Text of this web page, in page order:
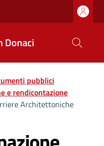
Donaci
pubblici
e rendicontazione
Architettoniche